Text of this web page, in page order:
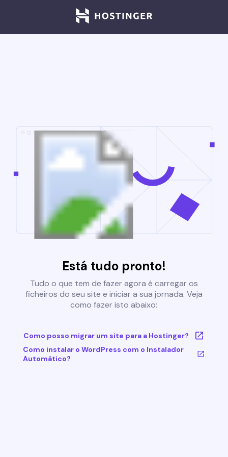
Está tudo pronto!
Tudo o que tem de fazer agora é carregar os
ficheiros do seu site e iniciar a sua jornada. Veja
como fazer isto abaixo:
Como posso migrar um site para a Hostinger?
Como instalar o WordPress com o Instalador
Automático?